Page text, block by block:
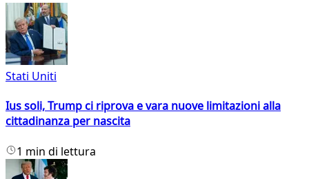
Stati Uniti
Ius soli, Trump ci riprova e vara nuove limitazioni alla
cittadinanza per nascita
1 min di lettura